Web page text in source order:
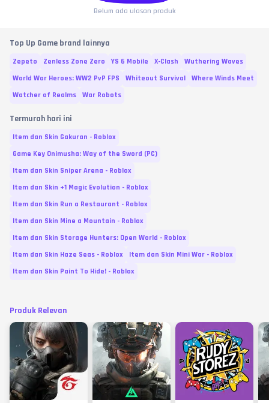
Belum ada ulasan produk
Top Up Game brand lainnya
Zepeto Zenless Zone Zero YS 6 Mobile X-Clash
Wuthering Waves
World War Heroes: WW2 PvP FPS
Whiteout Survival
Where Winds Meet
Watcher of Realms
War Robots
Termurah hari ini
Item dan Skin Gakuran - Roblox
Game Key Onimusha: Way of the Sword (PC)
Item dan Skin Sniper Arena - Roblox
Item dan Skin +1 Magic Evolution - Roblox
Item dan Skin Run a Restaurant - Roblox
Item dan Skin Mine a Mountain - Roblox
Item dan Skin Storage Hunters: Open World - Roblox
Item dan Skin Haze Seas - Roblox
Item dan Skin Mini War - Roblox
Item dan Skin Paint To Hide! - Roblox
Produk Relevan